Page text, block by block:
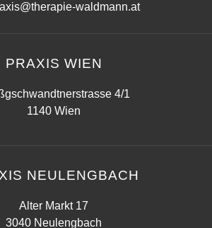
waldmann.at
PRAXIS WIEN
4/1
1140 Wien
NEULENGBACH
Alter Markt 17
3040 Neulengbach